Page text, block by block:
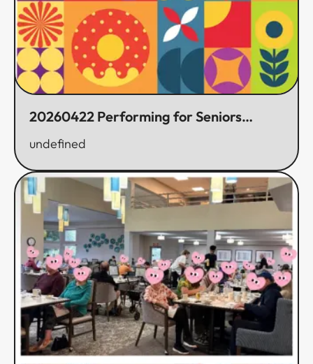
20260422 Performing for Seniors
Program Receives 2026 Community
Programming Fund Grant ​​​​‌ ‍ ​‍​‍‌‍ ‌ ​‍‌‍‍‌‌‍‌ ‌‍‍‌‌‍ ‍​‍​‍​ ‍‍​‍​‍‌ ​ ‌‍​‌‌‍ ‍‌‍‍‌‌ ‌​‌ ‍‌​‍ ‍‌‍‍‌‌‍ ​‍​‍​‍ ​​‍​‍‌‍‍​‌ ​‍‌‍‌‌‌‍‌‍​‍​‍​ ‍‍​‍​‍‌‍‍​‌ ‌​‌ ‌​‌ ​​​ ‍‍​‍ ​‍ ‌‍ ​‌‍ ‌‍​ ‌‍​‌‌‍ ​‌‍‍​‌‍ ‌ ​ ‌ ‌​​ ‍‍​ ​ ​ ​ ​ ​ ​ ​ ​‍ ‌‍‍‌‌‍ ‍‌ ‌​‌‍‌‌‌‍ ‍‌ ‌​​‍ ‌‍‌‌‌‍‌​‌‍‍‌‌ ‌​​‍ ‌‍ ‌‌‍ ‌‍‌​‌‍‌‌​ ‌‌ ​​‌ ​‍‌‍‌‌‌ ​ ‌‍‌‌‌‍ ‍‌ ‌​‌‍​‌‌ ‌​‌‍‍‌‌‍ ‌‍ ‍​ ‍ ‌‍‍‌‌‍‌​​ ‌​ ​​​ ​​‌‍‌​‌‍‌‌‌‍‌​‌‍​‌‌‍‌‍‌‍​‌​‍ ‌​ ‌​‌‍​‍​ ‌‍​ ​ ​‍ ‌​ ‌​‌‍​ ​ ‌‌‌‍‌​​‍ ‌​ ‍​​ ‌‌​ ‌‍​ ​‌​‍ ‌‌‍​‍​ ‌ ‌‍‌​‌‍​ ‌‍‌‌​ ​ ​ ‌‌​ ‌ ​ ‌‌‌‍​‌‌‍​‍‌‍‌​​ ‍ ‌ ‌​‌ ‍‌‌ ​​‌‍‌‌​ ‌‌‍ ‍‌‍‌‌‌ ‌ ‌ ​ ‌‍ ​‌‍‌‌‌ ‌​‌ ‌​‌‍‌‌‌ ​‍​ ‍ ‌ ​​‌‍​‌‌ ‌​‌‍‍​​ ‌‌ ‌​‌‍‍‌‌ ‌​‌‍ ​‌‍‌‌​ ‌‍​‍‌‍​‌‌ ​ ‌‍‌‌‌‌‌‌‌ ​‍‌‍ ​​ ‌‌‍‍​‌ ‌​‌ ‌​‌ ​​​‍‌‌​ ​ ‌​​‌​‍‌‌​ ​‍‌​‌‍​‍‌‌​ ​‍‌​‌‍‌‍ ​‌‍ ‌‍​ ‌‍​‌‌‍ ​‌‍‍​‌‍ ‌ ​ ‌ ‌​​‍‌‌​ ​ ‌​​‌​ ​ ​ ​ ​ ​ ​ ​ ​‍‌‍‌‍‍‌‌‍‌​​ ‌​ ​​​ ​​‌‍‌​‌‍‌‌‌‍‌​‌‍​‌‌‍‌‍‌‍​‌​‍ ‌​ ‌​‌‍​‍​ ‌‍​ ​ ​‍ ‌​ ‌​‌‍​ ​ ‌‌‌‍‌​​‍ ‌​ ‍​​ ‌‌​ ‌‍​ ​‌​‍ ‌‌‍​‍​ ‌ ‌‍‌​‌‍​ ‌‍‌‌​ ​ ​ ‌‌​ ‌ ​ ‌‌‌‍​‌‌‍​‍‌‍‌​​‍‌‍‌ ‌​‌ ‍‌‌ ​​‌‍‌‌​ ‌‌‍ ‍‌‍‌‌‌ ‌ ‌ ​ ‌‍ ​‌‍‌‌‌ ‌​‌ ‌​‌‍‌‌‌ ​‍​‍‌‍‌ ​​‌‍​‌‌ ‌​‌‍‍​​ ‌‌ ‌​‌‍‍‌‌ ‌​‌‍ ​‌‍‌‌​‍​‍‌ ‌
undefined